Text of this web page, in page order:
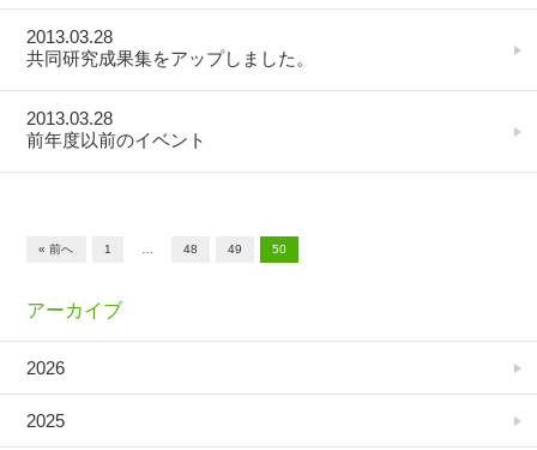
2013.03.28
共同研究成果集をアップしました。
2013.03.28
前年度以前のイベント
« 前へ 1 … 48 49 50
アーカイブ
2026
2025